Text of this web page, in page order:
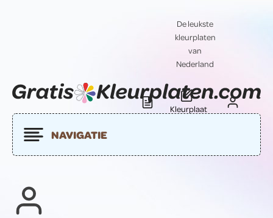
De leukste
kleurplaten
van
Nederland
Blog
Kleurplaat
Contact
NAVIGATIE